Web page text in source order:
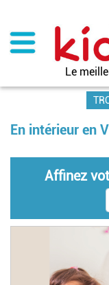
contenu
principal
Le
En intérieur en
Affinez